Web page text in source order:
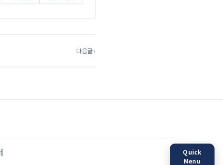
다음글 ›
Quick
Menu